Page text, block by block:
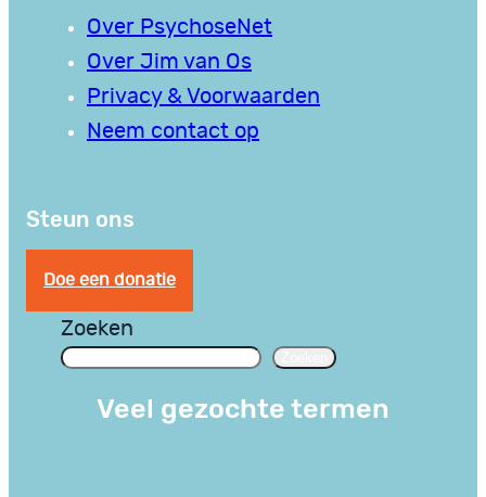
Over PsychoseNet
Over Jim van Os
Privacy & Voorwaarden
Neem contact op
Steun ons
Doe een donatie
Zoeken
Veel gezochte termen